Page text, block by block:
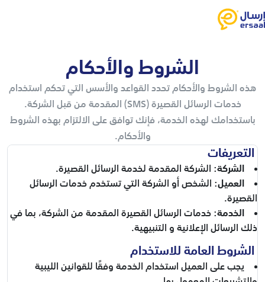
الشروط والأحكام
هذه الشروط والأحكام تحدد القواعد والأسس التي تحكم استخدام
خدمات الرسائل القصيرة (SMS) المقدمة من قبل الشركة.
باستخدامك لهذه الخدمة، فإنك توافق على الالتزام بهذه الشروط
والأحكام.
التعريفات
الشركة: الشركة المقدمة لخدمة الرسائل القصيرة.
العميل: الشخص أو الشركة التي تستخدم خدمات الرسائل
القصيرة.
الخدمة: خدمات الرسائل القصيرة المقدمة من الشركة، بما في
ذلك الرسائل الإعلانية و التنبيهية.
الشروط العامة للاستخدام
يجب على العميل استخدام الخدمة وفقًا للقوانين الليبية